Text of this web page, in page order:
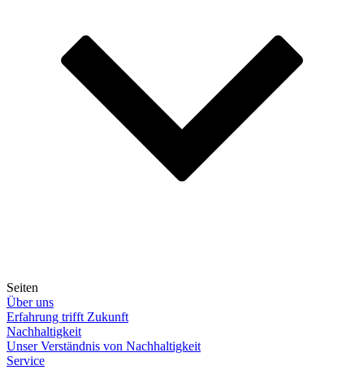
Seiten
Über uns
Erfahrung trifft Zukunft
Nachhaltigkeit
Unser Verständnis von Nachhaltigkeit
Service